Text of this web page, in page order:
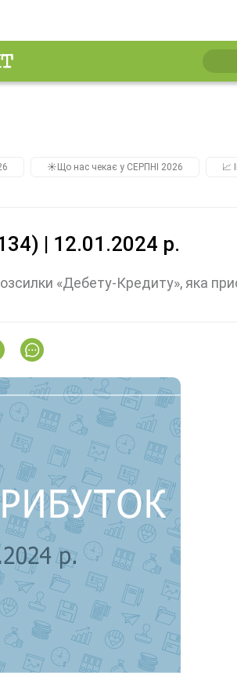
☀️Що нас чекає у СЕРПНІ 2026 📈
| 12.01.2024 р.
«Дебету-Кредиту», яка